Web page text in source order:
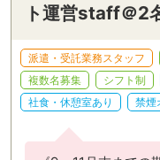
ト運営staff＠2
派遣・受託業務スタッフ
複数名募集
シフト制
社食・休憩室あり
禁煙